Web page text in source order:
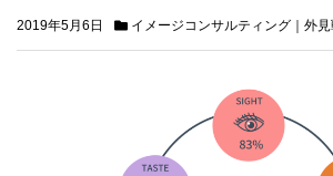
2019年5月6日 イメージコンサルティング｜外